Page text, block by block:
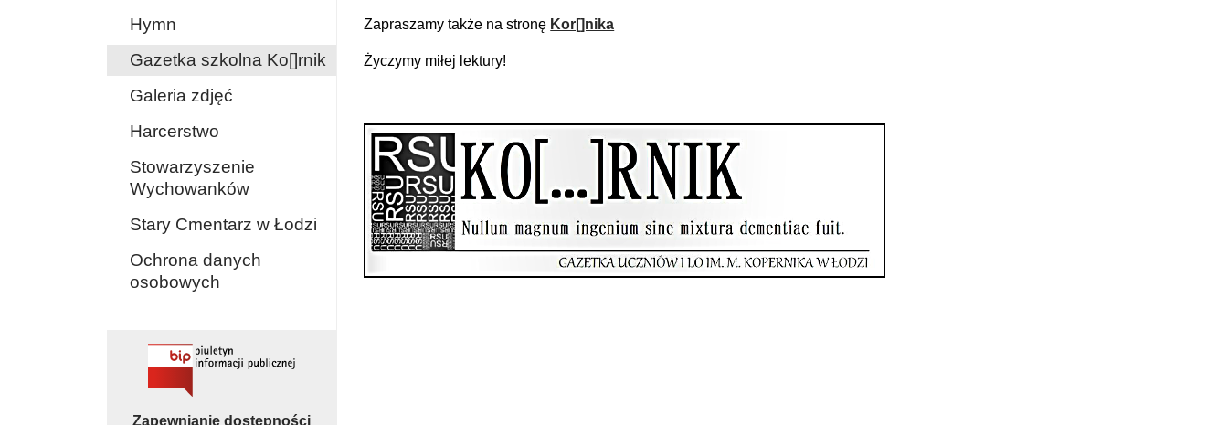
Zapraszamy także na stronę Kor[]nika
Życzymy miłej lektury!
Hymn
Gazetka szkolna Ko[]rnik
Galeria zdjęć
Harcerstwo
Stowarzyszenie
Wychowanków
Stary Cmentarz w Łodzi
Ochrona danych
osobowych
Zapewnianie dostępności